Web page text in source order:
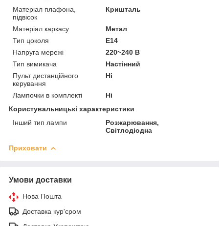
Матеріал плафона,
підвісок
Кришталь
Матеріал каркасу
Метал
Тип цоколя
E14
Напруга мережі
220~240 В
Тип вимикача
Настінний
Пульт дистанційного
керування
Ні
Лампочки в комплекті
Ні
Користувальницькі характеристики
Інший тип лампи
Розжарювання,
Світлодіодна
Приховати
Умови доставки
Нова Пошта
Доставка кур'єром